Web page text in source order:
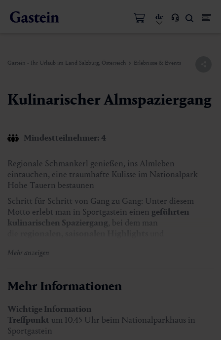
de
Gastein - Ihr Urlaub im Land Salzburg, Österreich Erlebnisse & Events
Kulinarischer Almspaziergang
Mindestteilnehmer: 4
Regionale Schmankerl genießen, ins Almleben
eintauchen, eine traumhafte Kulisse im Nationalpark
Hohe Tauern bestaunen
Schritt für Schritt von Gang zu Gang: Unter diesem
Motto erlebt man in Sportgastein einen geführten
kulinarischen Spaziergang, bei dem man
kulinarische Reise
Schwarzbeer-Pofesen bis hin zum Milchrahmstrudel.
Dazu werden passende Getränke serviert – vom
Hollersaft über die frische Buttermilch bis hin zum
Enzianschnapserl.
Mehr anzeigen
Mehr Informationen
Wichtige Information
Treffpunkt um 10.45 Uhr beim Nationalparkhaus in
Sportgastein